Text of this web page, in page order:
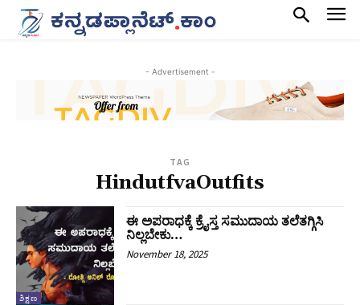
- Advertisement -
TAG
HindutfvaOutfits
ಶಿಕ್ಷಣ
ಈ ಅಪರಾಧಕ್ಕೆ ಕ್ರೈಸ್ತ ಸಮುದಾಯ ತಲೆತಗ್ಗಿಸಿ
ನಿಲ್ಲಬೇಕು…
November 18, 2025